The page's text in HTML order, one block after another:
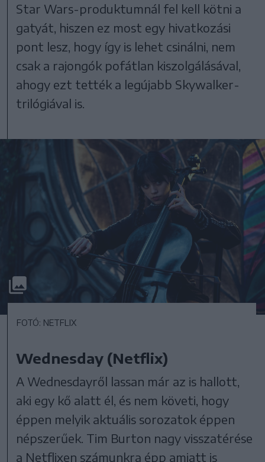
Star Wars-produktumnál fel kell kötni a
gatyát, hiszen ez most egy hivatkozási
pont lesz, hogy így is lehet csinálni, nem
csak a rajongók pofátlan kiszolgálásával,
ahogy ezt tették a legújabb Skywalker-
trilógiával is.
FOTÓ: NETFLIX
Wednesday (Netflix)
A Wednesdayről lassan már az is hallott,
aki egy kő alatt él, és nem követi, hogy
éppen melyik aktuális sorozatok éppen
népszerűek. Tim Burton nagy visszatérése
a Netflixen számunkra épp amiatt is